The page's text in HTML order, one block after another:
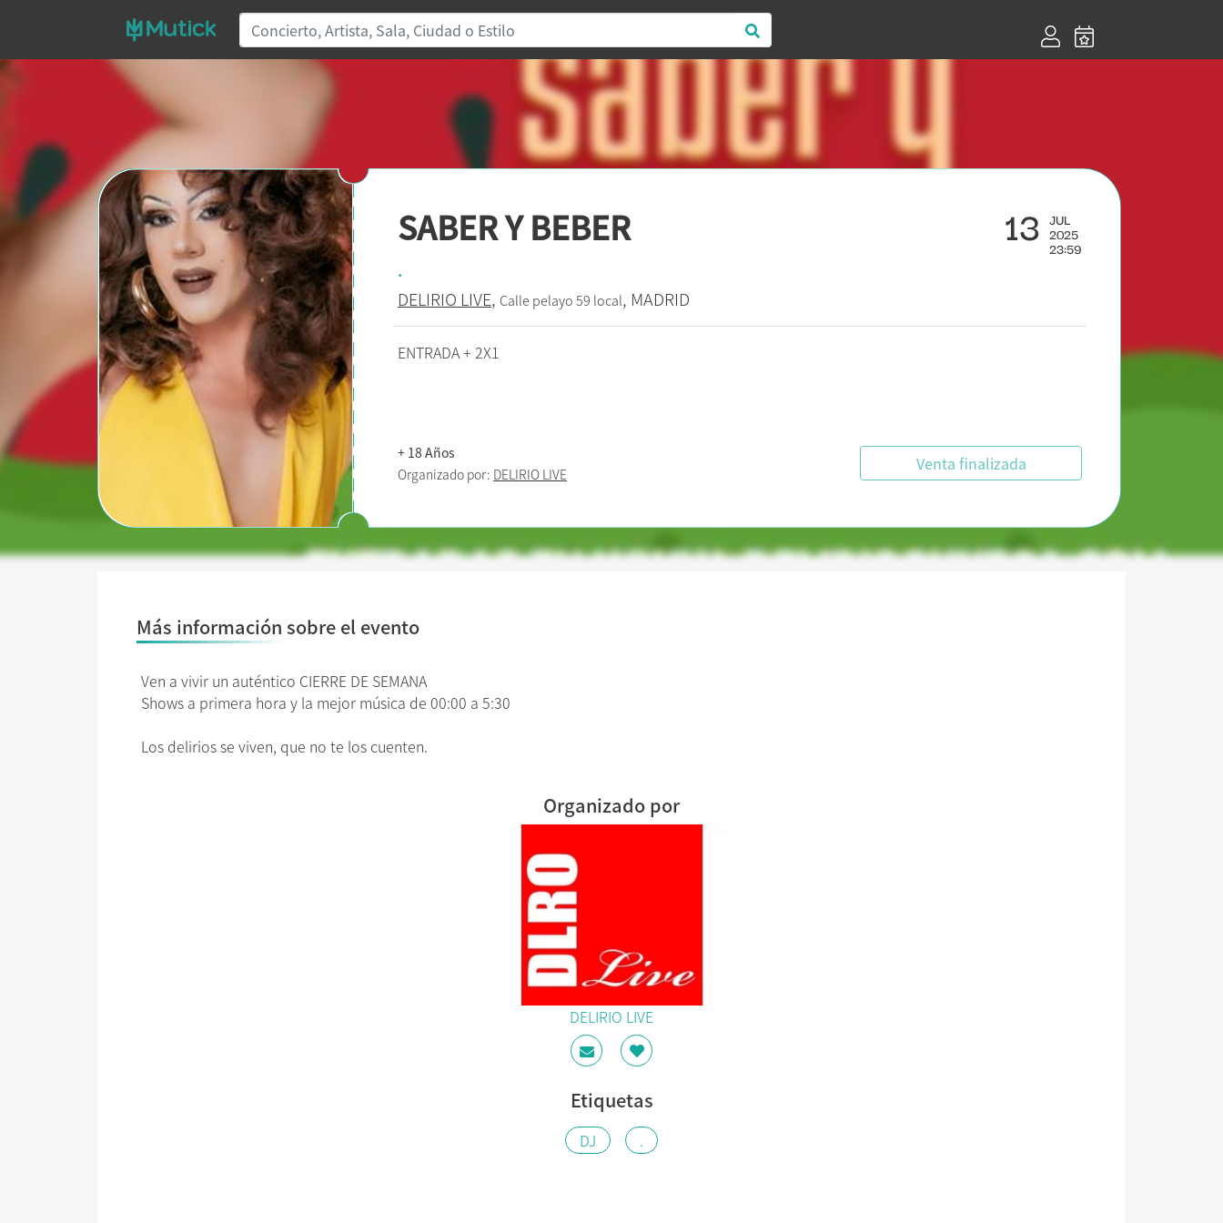
SABER Y BEBER 13 JUL
2025
23:59
.
DELIRIO LIVE, Calle pelayo 59 local, MADRID
ENTRADA + 2X1
+ 18 Años
Organizado por: DELIRIO LIVE Venta finalizada
Más información sobre el evento
Ven a vivir un auténtico CIERRE DE SEMANA
Shows a primera hora y la mejor música de 00:00 a 5:30
Los delirios se viven, que no te los cuenten.
Organizado por
DELIRIO LIVE
Etiquetas
DJ .